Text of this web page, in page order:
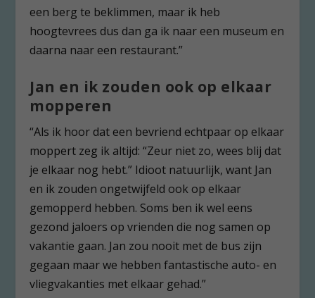
een berg te beklimmen, maar ik heb
hoogtevrees dus dan ga ik naar een museum en
daarna naar een restaurant.”
Jan en ik zouden ook op elkaar
mopperen
“Als ik hoor dat een bevriend echtpaar op elkaar
moppert zeg ik altijd: “Zeur niet zo, wees blij dat
je elkaar nog hebt.” Idioot natuurlijk, want Jan
en ik zouden ongetwijfeld ook op elkaar
gemopperd hebben. Soms ben ik wel eens
gezond jaloers op vrienden die nog samen op
vakantie gaan. Jan zou nooit met de bus zijn
gegaan maar we hebben fantastische auto- en
vliegvakanties met elkaar gehad.”